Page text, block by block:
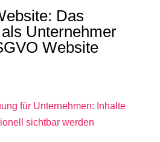
Das
Unternehmer
Website